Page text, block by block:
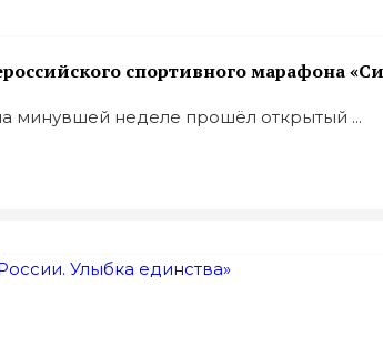
спортивного марафона
минувшей неделе прошёл открытый ...